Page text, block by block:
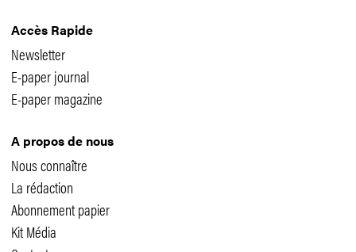
Accès Rapide
Newsletter
E-paper journal
E-paper magazine
A propos de nous
Nous connaître
La rédaction
Abonnement papier
Kit Média